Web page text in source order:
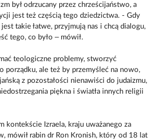
był odrzucany przez chrześcijaństwo, a
jest też częścią tego dziedzictwa. - Gdy
takie łatwe, przyjmują nas i chcą dialogu,
tego, co było – mówił.
teologiczne problemy, stworzyć
porządku, ale też by przemyśleć na nowo,
z pozostałości nienawiści do judaizmu,
piękna i światła innych religii
Izraela, kraju uważanego za
mówił rabin dr Ron Kronish, który od 18 lat